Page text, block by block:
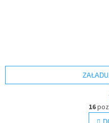
16